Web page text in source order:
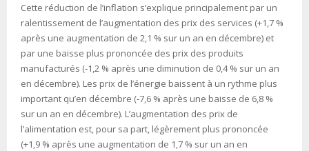
Cette réduction de l’inflation s’explique principalement par un
ralentissement de l’augmentation des prix des services (+1,7 %
après une augmentation de 2,1 % sur un an en décembre) et
par une baisse plus prononcée des prix des produits
manufacturés (‑1,2 % après une diminution de 0,4 % sur un an
en décembre). Les prix de l’énergie baissent à un rythme plus
important qu’en décembre (‑7,6 % après une baisse de 6,8 %
sur un an en décembre). L’augmentation des prix de
l’alimentation est, pour sa part, légèrement plus prononcée
(+1,9 % après une augmentation de 1,7 % sur un an en